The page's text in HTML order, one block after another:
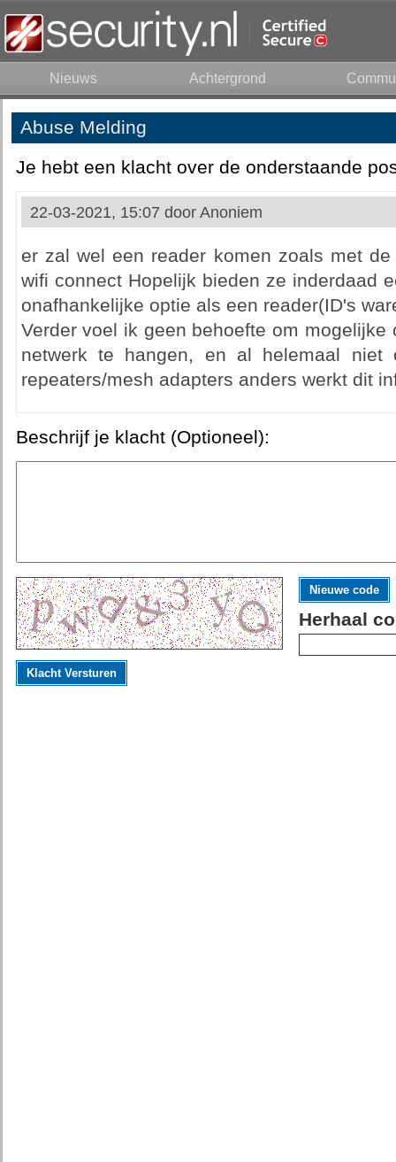
Nieuws Achtergrond
Abuse Melding
Je hebt een klacht over de onderstaande
22-03-2021, 15:07 door Anoniem
er zal wel een reader komen zoals met
wifi connect Hopelijk bieden ze inderdaad
onafhankelijke optie als een reader(ID's
Verder voel ik geen behoefte om
netwerk te hangen, en al helemaal niet
repeaters/mesh adapters anders werkt dit
Beschrijf je klacht (Optioneel):
Nieuwe code
Herhaal
Klacht Versturen